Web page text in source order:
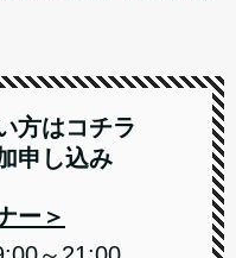
方はコチラ
申し込み
ー＞